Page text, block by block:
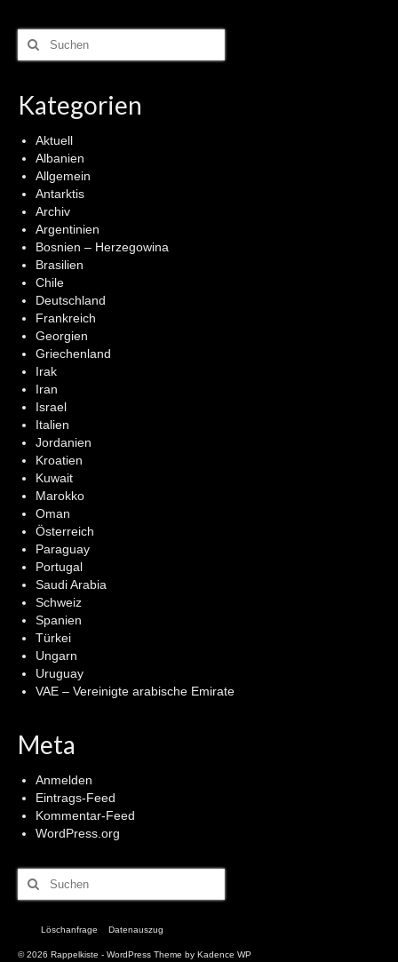
Suchen
nach:
Kategorien
Aktuell
Albanien
Allgemein
Antarktis
Archiv
Argentinien
Bosnien – Herzegowina
Brasilien
Chile
Deutschland
Frankreich
Georgien
Griechenland
Irak
Iran
Israel
Italien
Jordanien
Kroatien
Kuwait
Marokko
Oman
Österreich
Paraguay
Portugal
Saudi Arabia
Schweiz
Spanien
Türkei
Ungarn
Uruguay
VAE – Vereinigte arabische Emirate
Meta
Anmelden
Eintrags-Feed
Kommentar-Feed
WordPress.org
Suchen
nach:
Löschanfrage Datenauszug
© 2026 Rappelkiste - WordPress Theme by Kadence WP